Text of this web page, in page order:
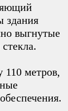
здания
выгнутые
110 метров,